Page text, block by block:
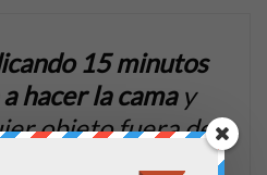
15 minutos
hacer la camay
objeto fuera de